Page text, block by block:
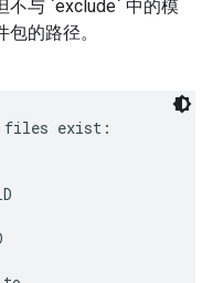
不与 `exclude` 中的模
的路径。
files exist: